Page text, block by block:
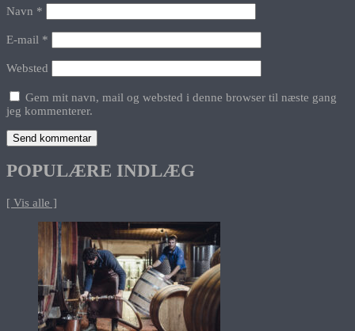
Navn *
E-mail *
Websted
Gem mit navn, mail og websted i denne browser til næste gang
jeg kommenterer.
POPULÆRE INDLÆG
[ Vis alle ]